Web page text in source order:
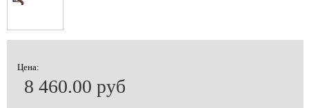
Цена:
8 460.00 руб